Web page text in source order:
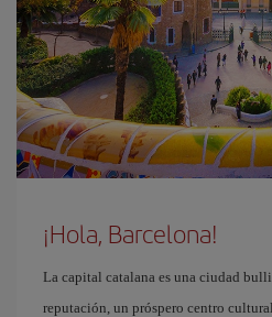
¡Hola, Barcelona!
La capital catalana es una ciudad
reputación, un próspero centro